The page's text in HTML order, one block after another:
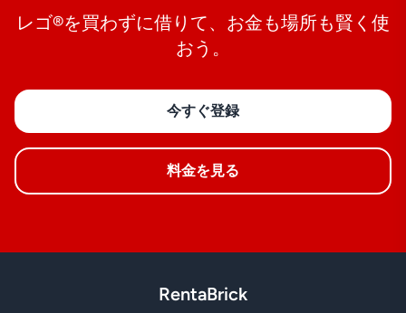
レゴ®を買わずに借りて、お金も場所も賢く使
おう。
今すぐ登録
料金を見る
RentaBrick